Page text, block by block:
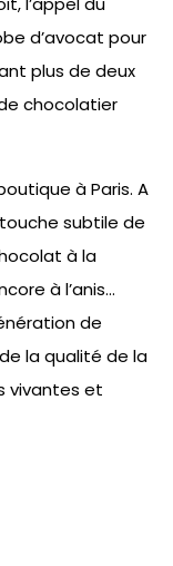
d’avocat pour
plus de deux
chocolatier
à Paris. A
subtile de
à la
à l’anis…
de
la qualité de la
vivantes et